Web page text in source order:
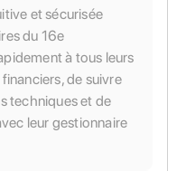
et sécurisée
du 16e
à tous leurs
de suivre
techniques et de
leur gestionnaire